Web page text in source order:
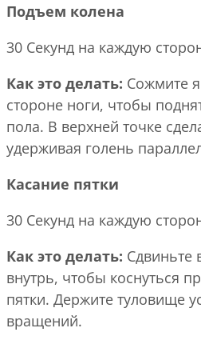
Подъем колена
30 Секунд на каждую
Как это делать: Сожмите
стороне ноги, чтобы
пола. В верхней точке
удерживая голень
Касание пятки
30 Секунд на каждую
Как это делать:
внутрь, чтобы коснуться
пятки. Держите туловище
вращений.